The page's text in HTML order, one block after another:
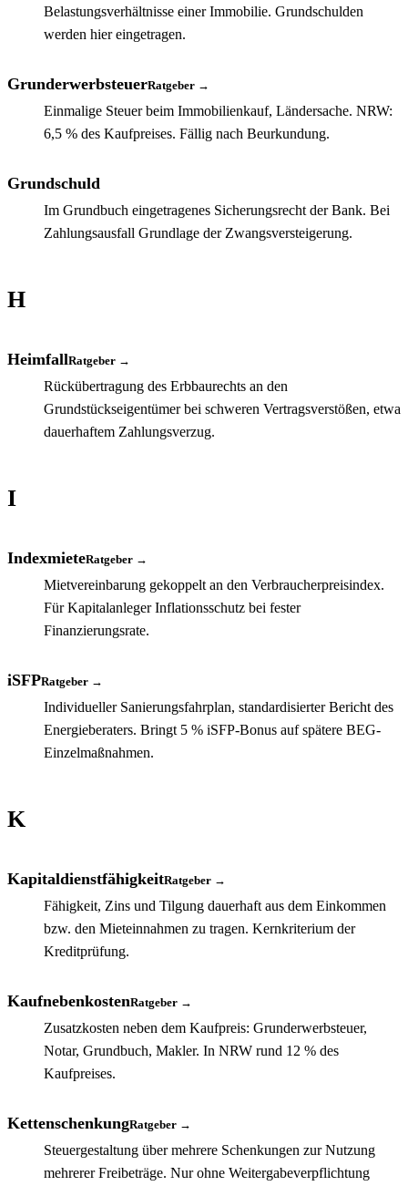
Belastungsverhältnisse einer Immobilie. Grundschulden
werden hier eingetragen.
GrunderwerbsteuerRatgeber →
Einmalige Steuer beim Immobilienkauf, Ländersache. NRW:
6,5 % des Kaufpreises. Fällig nach Beurkundung.
Grundschuld
Im Grundbuch eingetragenes Sicherungsrecht der Bank. Bei
Zahlungsausfall Grundlage der Zwangsversteigerung.
H
HeimfallRatgeber →
Rückübertragung des Erbbaurechts an den
Grundstückseigentümer bei schweren Vertragsverstößen, etwa
dauerhaftem Zahlungsverzug.
I
IndexmieteRatgeber →
Mietvereinbarung gekoppelt an den Verbraucherpreisindex.
Für Kapitalanleger Inflationsschutz bei fester
Finanzierungsrate.
iSFPRatgeber →
Individueller Sanierungsfahrplan, standardisierter Bericht des
Energieberaters. Bringt 5 % iSFP-Bonus auf spätere BEG-
Einzelmaßnahmen.
K
KapitaldienstfähigkeitRatgeber →
Fähigkeit, Zins und Tilgung dauerhaft aus dem Einkommen
bzw. den Mieteinnahmen zu tragen. Kernkriterium der
Kreditprüfung.
KaufnebenkostenRatgeber →
Zusatzkosten neben dem Kaufpreis: Grunderwerbsteuer,
Notar, Grundbuch, Makler. In NRW rund 12 % des
Kaufpreises.
KettenschenkungRatgeber →
Steuergestaltung über mehrere Schenkungen zur Nutzung
mehrerer Freibeträge. Nur ohne Weitergabeverpflichtung